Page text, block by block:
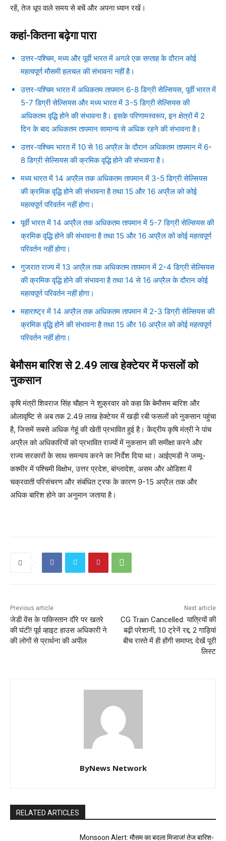
रहें, तेज धूप वाले समय से बचें और अपना ध्यान रखें।
कहां-कितना बढ़ेगा पारा
उत्तर-पश्चिम, मध्य और पूर्वी भारत में अगले एक सप्ताह के दौरान कोई
महत्वपूर्ण मौसमी हलचल की संभावना नहीं है।
उत्तर-पश्चिम भारत में अधिकतम तापमान 6-8 डिग्री सेल्सियस, पूर्वी भारत में
5-7 डिग्री सेल्सियस और मध्य भारत में 3-5 डिग्री सेल्सियस की
अधिकतम वृद्धि होने की संभावना है। इसके परिणामस्वरूप, इन क्षेत्रों में 2
दिन के बाद अधिकतम तापमान सामान्य से अधिक रहने की संभावना है।
उत्तर-पश्चिम भारत में 10 से 16 अप्रैल के दौरान अधिकतम तापमान में 6-
8 डिग्री सेल्सियस की क्रमिक वृद्धि होने की संभावना है।
मध्य भारत में 14 अप्रैल तक अधिकतम तापमान में 3-5 डिग्री सेल्सियस
की क्रमिक वृद्धि होने की संभावना है तथा 15 और 16 अप्रैल को कोई
महत्वपूर्ण परिवर्तन नहीं होगा।
पूर्वी भारत में 14 अप्रैल तक अधिकतम तापमान में 5-7 डिग्री सेल्सियस की
क्रमिक वृद्धि होने की संभावना है तथा 15 और 16 अप्रैल को कोई महत्वपूर्ण
परिवर्तन नहीं होगा।
गुजरात राज्य में 13 अप्रैल तक अधिकतम तापमान में 2-4 डिग्री सेल्सियस
की क्रमिक वृद्धि होने की संभावना है तथा 14 से 16 अप्रैल के दौरान कोई
महत्वपूर्ण परिवर्तन नहीं होगा।
महाराष्ट्र में 14 अप्रैल तक अधिकतम तापमान में 2-3 डिग्री सेल्सियस की
क्रमिक वृद्धि होने की संभावना है तथा 15 और 16 अप्रैल को कोई महत्वपूर्ण
परिवर्तन नहीं होगा।
बेमौसम बारिश से 2.49 लाख हेक्टेयर में फसलों को
नुकसान
कृषि मंत्री शिवराज सिंह चौहान ने शुक्रवार को कहा कि बेमौसम बारिश और
ओलावृष्टि से अब तक 2.49 लाख हेक्टेयर में खड़ी रबी फसलों को नुकसान पहुंचा
है, जिसमें सबसे अधिक गेहूं की खेती प्रभावित हुई है। केंद्रीय कृषि मंत्री ने पांच
अप्रैल को अधिकारियों को प्रभावित राज्यों में नुकसान की समीक्षा करने और
राज्य सरकारों के साथ समन्वय करने का निर्देश दिया था। आईएमडी ने जम्मू-
कश्मीर में पश्चिमी विक्षोभ, उत्तर प्रदेश, बांग्लादेश, असम और ओडिशा में
चक्रवाती परिसंचरण और संबंधित ट्रफ के कारण 9-15 अप्रैल तक और
अधिक बारिश होने का अनुमान जताया है।
Previous article
जेडी वेंस के पाकिस्तान दौरे पर खतरे
की घंटी! पूर्व व्हाइट हाउस अधिकारी ने
की लोगों से प्रार्थना की अपील
Next article
CG Train Cancelled: यात्रियों की
बढ़ी परेशानी, 10 ट्रेनें रद्द, 2 गाड़ियां
बीच रास्ते में ही होंगी समाप्त; देखें पूरी
लिस्ट
ByNews Network
RELATED ARTICLES
Monsoon Alert: मौसम का बदला मिजाज! तेज बारिश-